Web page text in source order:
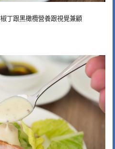
丁跟黑橄欖營養跟視覺兼顧